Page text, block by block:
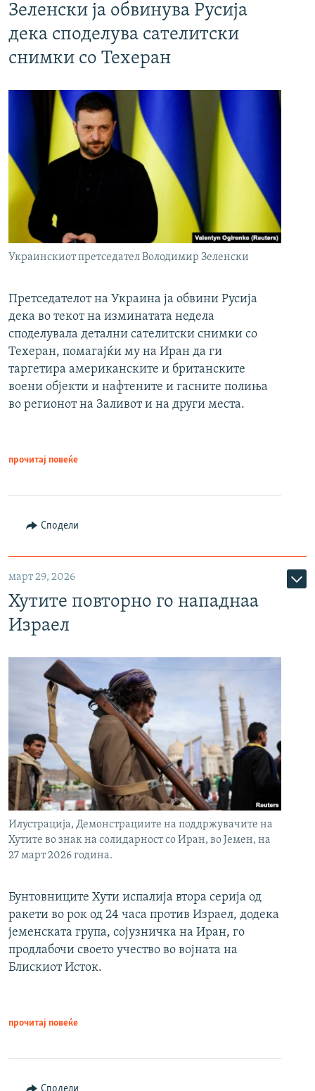
Зеленски ја обвинува Русија
дека споделува сателитски
снимки со Техеран
Украинскиот претседател Володимир Зеленски
Претседателот на Украина ја обвини Русија
дека во текот на изминатата недела
споделувала детални сателитски снимки со
Техеран, помагајќи му на Иран да ги
таргетира американските и британските
воени објекти и нафтените и гасните полиња
во регионот на Заливот и на други места.
прочитај повеќе
Сподели
март 29, 2026
Хутите повторно го нападнаа
Израел
Илустрација, Демонстрациите на поддржувачите на
Хутите во знак на солидарност со Иран, во Јемен, на
27 март 2026 година.
Бунтовниците Хути испалија втора серија од
ракети во рок од 24 часа против Израел, додека
јеменската група, сојузничка на Иран, го
продлабочи своето учество во војната на
Блискиот Исток.
прочитај повеќе